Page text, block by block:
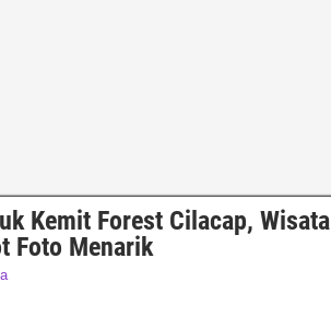
Kemit Forest Cilacap, Wisata
Foto Menarik